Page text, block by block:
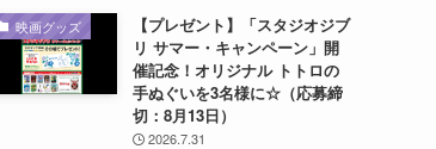
映画グッズ
【プレゼント】「スタジオジブ
リ サマー・キャンペーン」開
催記念！オリジナル トトロの
手ぬぐいを3名様に☆（応募締
切：8月13日）
2026.7.31